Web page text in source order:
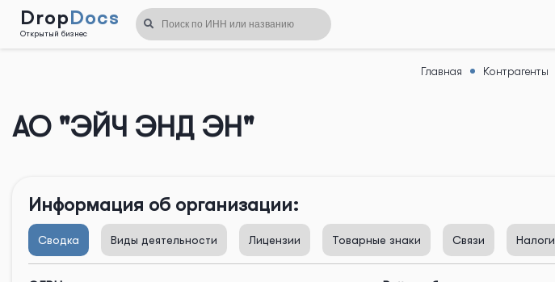
DropDocs
Открытый бизнес
Главная Контрагенты
АО "ЭЙЧ ЭНД ЭН"
Информация об организации:
Сводка Виды деятельности Лицензии Товарные знаки Связи Налоги